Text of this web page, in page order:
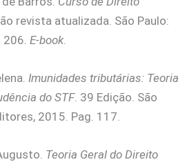
revista atualizada. São Paulo:
E-book.
Imunidades tributárias: Teoria
do STF. 39 Edição. São
2015. Pag. 117.
Teoria Geral do Direito